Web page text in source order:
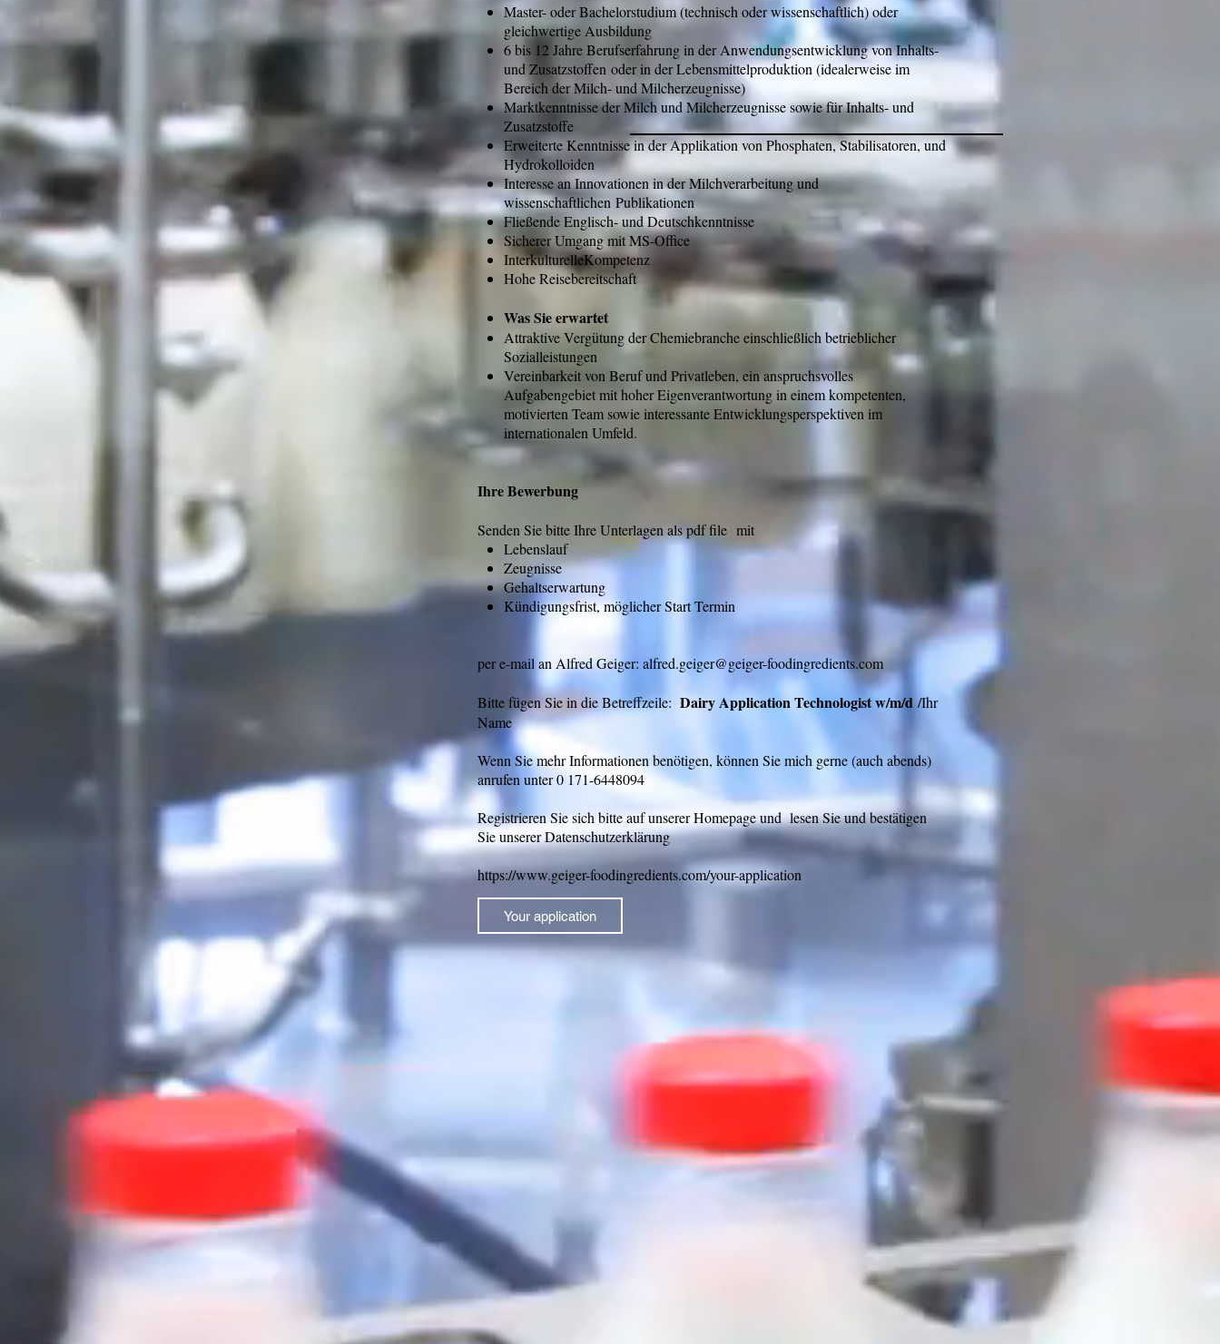
Master- oder Bachelorstudium (technisch oder wissenschaftlich) oder
gleichwertige Ausbildung
6 bis 12 Jahre Berufserfahrung in der Anwendungsentwicklung von Inhalts-
und Zusatzstoffen oder in der Lebensmittelproduktion (idealerweise im
Bereich der Milch- und Milcherzeugnisse)
Marktkenntnisse der Milch und Milcherzeugnisse sowie für Inhalts- und
Zusatzstoffe
Erweiterte Kenntnisse in der Applikation von Phosphaten, Stabilisatoren, und
Hydrokolloiden
Interesse an Innovationen in der Milchverarbeitung und
wissenschaftlichen Publikationen
Fließende Englisch- und Deutschkenntnisse
Sicherer Umgang mit MS-Office
InterkulturelleKompetenz
Hohe Reisebereitschaft
Was Sie erwartet
Attraktive Vergütung der Chemiebranche einschließlich betrieblicher
Sozialleistungen
Vereinbarkeit von Beruf und Privatleben, ein anspruchsvolles
Aufgabengebiet mit hoher Eigenverantwortung in einem kompetenten,
motivierten Team sowie interessante Entwicklungsperspektiven im
internationalen Umfeld.
Ihre Bewerbung
Senden Sie bitte Ihre Unterlagen als pdf file mit
Lebenslauf
Zeugnisse
Gehaltserwartung
Kündigungsfrist, möglicher Start Termin
per e-mail an Alfred Geiger: alfred.geiger@geiger-foodingredients.com
Bitte fügen Sie in die Betreffzeile: Dairy Application Technologist w/m/d /Ihr
Name
Wenn Sie mehr Informationen benötigen, können Sie mich gerne (auch abends)
anrufen unter 0 171-6448094 ​
Registrieren Sie sich bitte auf unserer Homepage und lesen Sie und bestätigen
Sie unserer Datenschutzerklärung
https://www.geiger-foodingredients.com/your-application
Your application